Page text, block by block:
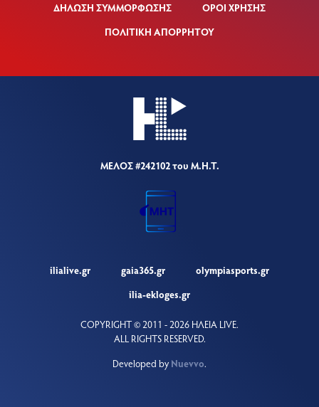
ΔΗΛΩΣΗ ΣΥΜΜΟΡΦΩΣΗΣ
ΟΡΟΙ ΧΡΗΣΗΣ
ΠΟΛΙΤΙΚΗ ΑΠΟΡΡΗΤΟΥ
ΜΕΛΟΣ #242102 του Μ.Η.Τ.
ilialive.gr gaia365.gr
olympiasports.gr
ilia-ekloges.gr
COPYRIGHT © 2011 - 2026 ΗΛΕΙΑ LIVE.
ALL RIGHTS RESERVED.
Developed by Nuevvo.